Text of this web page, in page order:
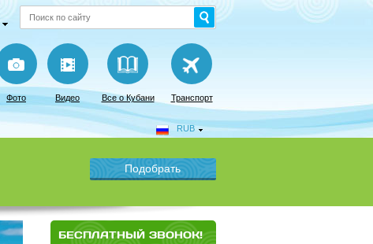
Фото Видео Все о Кубани Транспорт
RUB
БЕСПЛАТНЫЙ ЗВОНОК!